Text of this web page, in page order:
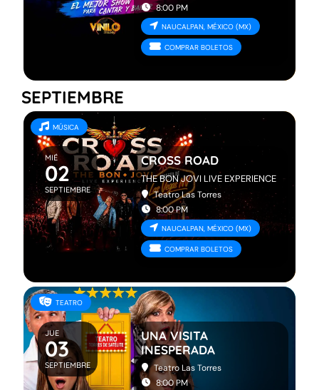
8:00 PM
NAUCALPAN, MÉXICO (MX)
COMPRAR BOLETOS
SEPTIEMBRE
MÚSICA
MIÉ
02
SEPTIEMBRE
CROSS ROAD
THE BON JOVI LIVE EXPERIENCE
Teatro Las Torres
8:00 PM
NAUCALPAN, MÉXICO (MX)
COMPRAR BOLETOS
TEATRO
JUE
03
SEPTIEMBRE
UNA VISITA
INESPERADA
Teatro Las Torres
8:00 PM